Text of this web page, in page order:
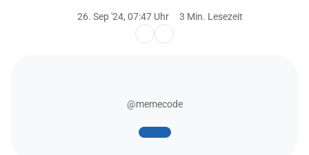
26. Sep '24, 07:47 Uhr 3 Min. Lesezeit
@memecode